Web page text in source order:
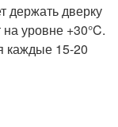
держать дверку
уровне +30°C.
каждые 15-20